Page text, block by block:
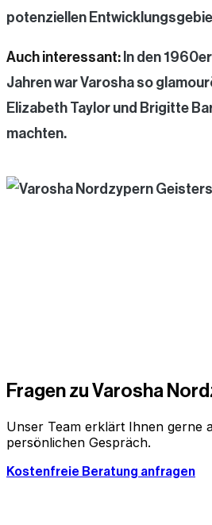
potenziellen
Auch interessant: In den
Jahren war Varosha so
Elizabeth Taylor und Brigitte
machten.
Fragen zu Varosha
Unser Team erklärt Ihnen gerne
persönlichen Gespräch.
Kostenfreie Beratung anfragen